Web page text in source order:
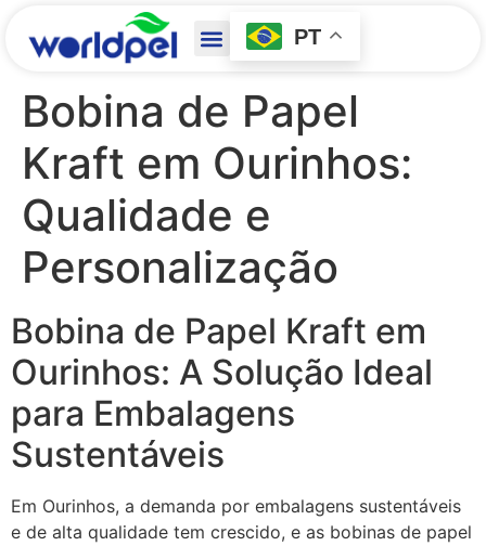
PT
Bobina de Papel
Kraft em Ourinhos:
Qualidade e
Personalização
Bobina de Papel Kraft em
Ourinhos: A Solução Ideal
para Embalagens
Sustentáveis
Em Ourinhos, a demanda por embalagens sustentáveis
e de alta qualidade tem crescido, e as bobinas de papel